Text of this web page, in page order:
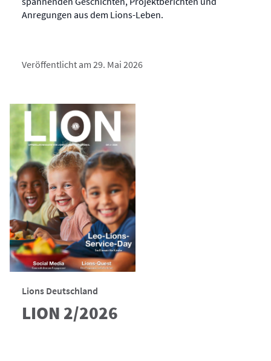
Anregungen aus dem Lions-Leben.
Veröffentlicht am 29. Mai 2026
Lions Deutschland
LION 2/2026